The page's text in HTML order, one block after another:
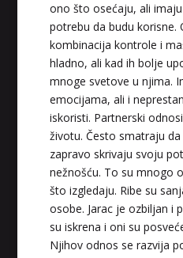
ono što osećaju, ali
potrebu da budu korisne.
kombinacija kontrole i
hladno, ali kad ih bolje
mnoge svetove u njima.
emocijama, ali i
iskoristi. Partnerski
životu. Često smatraju
zapravo skrivaju svoju
nežnošću. To su mnogo
što izgledaju. Ribe su
osobe. Jarac je ozbiljan i
su iskrena i oni su
Njihov odnos se razvija